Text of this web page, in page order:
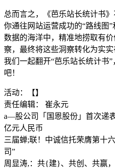
总而言之，《芭乐站长统计书
你通往网站运营成功的“路线图
数据的海洋中，精准地捞取有
察，最终将这些洞察转化为实
我们一起翻开“芭乐站长统计书
吧！
活动：【】
责任编辑： 崔永元
a—股公司「国恩股份」首次递
亿元人民币
三届蝉;联！中诚信托荣膺第十
司”
周显涛,：共{建}、共创、共赢